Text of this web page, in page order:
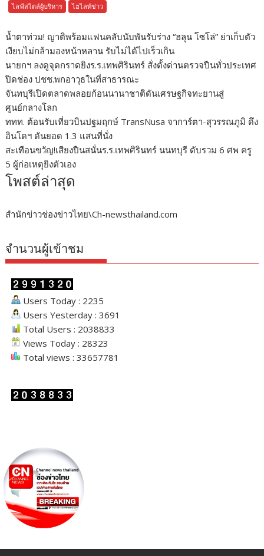
ไลฟ์สไตล์ผู้บริหาร ไฮไลท์ข่าว
น้ำตาท่วม! ญาติพร้อมแฟนคลับนับพันรับร่าง “ฮลุน โซโล่” ย่าเก็บตัว
เงียบไม่กล้ามองหน้าหลาน รับไม่ได้ไปเร็วเกิน
นายกฯ ลงดูจุดกราดยิงร.ร.เทพศิรินทร์ สั่งตั้งด่านตรวจปืนทั่วประเทศ
ปิดช่อง ปชช.พกอาวุธในที่สาธารณะ
จันทบุรีเปิดตลาดพลอยก้อนนานาชาติดันเศรษฐกิจทะยานสู่
ศูนย์กลางโลก
ททท. ต้อนรับเที่ยวบินปฐมฤกษ์ TransNusa จาการ์ตา-สุวรรณภูมิ ดึง
อินโดฯ ดันยอด 1.3 แสนที่นั่ง
สะเทือนขวัญ!เสียงปืนสนั่นร.ร.เทพศิรินทร์ นนทบุรี ดับรวม 6 ศพ ครู
5 ผู้ก่อเหตุยิงตัวเอง
โพสต์ล่าสุด
สำนักข่าวช่องข่าวไทย\Ch-newsthailand.com
จำนวนผู้เข้าชม
Users Today : 2235
Users Yesterday : 3691
Total Users : 2038833
Views Today : 28323
Total views : 33657781